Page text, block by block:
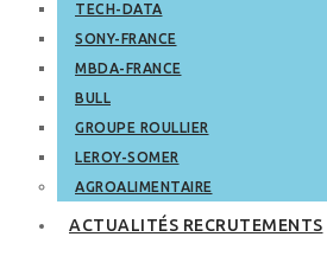
TECH-DATA
SONY-FRANCE
MBDA-FRANCE
BULL
GROUPE ROULLIER
LEROY-SOMER
AGROALIMENTAIRE
ACTUALITÉS RECRUTEMENTS